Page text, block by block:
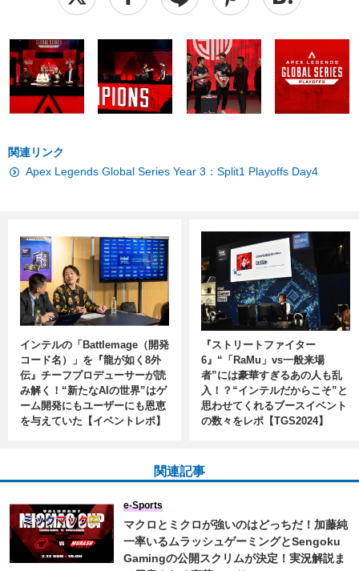
関連リンク
Apex Legends Global Series Year 3：Split1 Playoffs Day4
インテルの「Battlemage（開発
コード名）」を『龍が如く8外
伝』チーフプロデューサーが読
み解く！“新たなAIの世界”はゲ
ーム開発にもユーザーにも恩恵
を与えていた【イベントレポ】
『ストリートファイター
6』“「RaMu」vs一般来場
者”には豪華すぎるあの人も乱
入！？“インテルだからこそ”と
思わせてくれるブースイベント
の数々をレポ【TGS2024】
関連記事
マクロとミクロが強いのはどっちだ！加藤純
一率いるムラッシュゲーミングとSengoku
Gamingの公開スクリムが決定！実況解説ま
e-Sports